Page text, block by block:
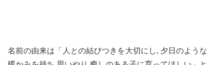
名前の由来は「人との結びつきを大切にし, 夕日のような